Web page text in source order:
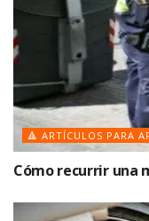
🔺 ARTÍCULOS PARA
Cómo recurrir una